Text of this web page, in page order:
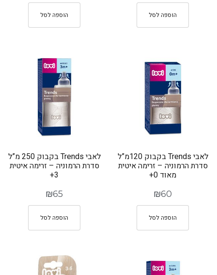
הוספה לסל הוספה לסל
לאבי Trends בקבוק 120מ”ל
סדרת הרמוניה – זרימה איטית
מאוד 0+
₪60
הוספה לסל
לאבי Trends בקבוק 250 מ”ל
סדרת הרמוניה – זרימה איטית
3+
₪65
הוספה לסל